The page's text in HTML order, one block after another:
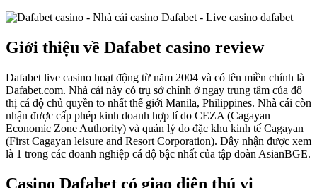
Giới thiệu về Dafabet casino review
Dafabet live casino hoạt động từ năm 2004 và có tên miền chính là
Dafabet.com. Nhà cái này có trụ sở chính ở ngay trung tâm của đô
thị cá độ chủ quyền to nhất thế giới Manila, Philippines. Nhà cái còn
nhận được cấp phép kinh doanh hợp lí do CEZA (Cagayan
Economic Zone Authority) và quản lý do đặc khu kinh tế Cagayan
(First Cagayan leisure and Resort Corporation). Đây nhận được xem
là 1 trong các doanh nghiệp cá độ bậc nhất của tập đoàn AsianBGE.
Casino Dafabet có giao diện thú vị